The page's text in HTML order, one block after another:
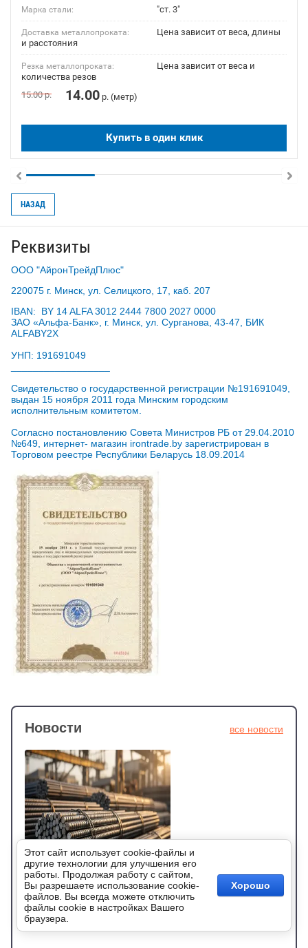
Реквизиты
ООО "АйронТрейдПлюс"
220075 г. Минск, ул. Селицкого, 17, каб. 207
IBAN: BY 14 ALFA 3012 2444 7800 2027 0000
ЗАО «Альфа-Банк», г. Минск, ул. Сурганова, 43-47, БИК
ALFABY2X
УНП: 191691049
Свидетельство о государственной регистрации №191691049,
выдан 15 ноября 2011 года Минским городским
исполнительным комитетом.
Согласно постановлению Совета Министров РБ от 29.04.2010
№649, интернет- магазин irontrade.by зарегистрирован в
Торговом реестре Республики Беларусь 18.09.2014
Новости все новости
2026-04-02 10:28:24
Арматура дорожает: старт сезона 2026.
Успейте купить в Минске!
Подробее
Марка стали: "ст. 3"
Доставка металлопроката:
Цена зависит от веса, длины
и расстояния
Резка металлопроката:
Цена зависит от веса и
количества резов
15.00р. 14.00 р. (метр)
Купить в один клик
НАЗАД
Этот сайт использует cookie-файлы и
другие технологии для улучшения его
работы. Продолжая работу с сайтом,
Вы разрешаете использование cookie-
файлов. Вы всегда можете отключить
файлы cookie в настройках Вашего
браузера.
Хорошо